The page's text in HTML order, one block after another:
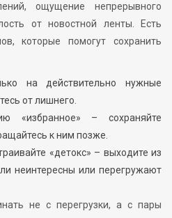
ощущение непрерывного
от новостной ленты. Есть
которые помогут сохранить
на действительно нужные
от лишнего.
«избранное» – сохраняйте
к ним позже.
«детокс» – выходите из
неинтересны или перегружают
не с перегрузки, а с пары